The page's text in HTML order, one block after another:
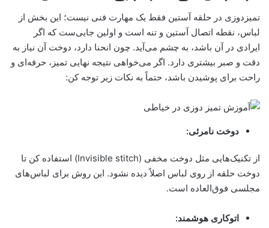
تمیزدوزی در حلقه آستین فقط یک مهارت فنی نیست؛ این بخش از
لباس، نقطه اتصال آستین و تنه است و اولین جایی‌ست که اگر
ایرادی در آن باشد، به چشم می‌آید. چون انحنا دارد، دوخت آن نیاز به
دقت و صبر بیشتری دارد. اگر می‌خواهی نتیجه نهایی تمیز، حرفه‌ای و
راحت برای پوشیدن باشد، حتماً به نکات زیر توجه کن:
دوخت نامرئی:
از تکنیک‌هایی مثل دوخت مخفی (Invisible stitch) استفاده کن تا
دوخت حلقه از روی لباس اصلاً دیده نشود. این روش برای لباس‌های
مجلسی فوق‌العاده است.
اتوکاری هوشمند: